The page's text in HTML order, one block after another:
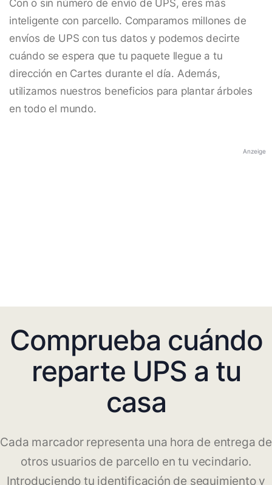
Con o sin número de envío de UPS, eres más
inteligente con parcello. Comparamos millones de
envíos de UPS con tus datos y podemos decirte
cuándo se espera que tu paquete llegue a tu
dirección en Cartes durante el día. Además,
utilizamos nuestros beneficios para plantar árboles
en todo el mundo.
Anzeige
Comprueba cuándo
reparte UPS a tu
casa
Cada marcador representa una hora de entrega de
otros usuarios de parcello en tu vecindario.
Introduciendo tu identificación de seguimiento y